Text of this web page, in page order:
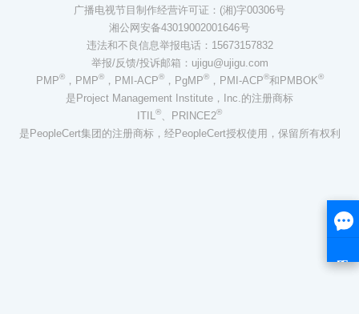
广播电视节目制作经营许可证：(湘)字00306号
湘公网安备43019002001646号
违法和不良信息举报电话：15673157832
举报/反馈/投诉邮箱：ujigu@ujigu.com
PMP®，PMP®，PMI-ACP®，PgMP®，PMI-ACP®和PMBOK®
是Project Management Institute，Inc.的注册商标
ITIL®、PRINCE2®
是PeopleCert集团的注册商标，经PeopleCert授权使用，保留所有权利